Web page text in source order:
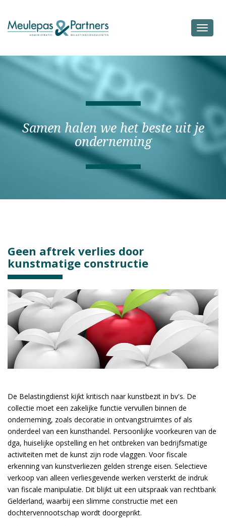
Toggle
Samen halen we het beste uit je
onderneming
Geen aftrek verlies door
kunstmatige constructie
De Belastingdienst kijkt kritisch naar kunstbezit in bv's. De
collectie moet een zakelijke functie vervullen binnen de
onderneming, zoals decoratie in ontvangstruimtes of als
onderdeel van een kunsthandel. Persoonlijke voorkeuren van de
dga, huiselijke opstelling en het ontbreken van bedrijfsmatige
activiteiten met de kunst zijn rode vlaggen. Voor fiscale
erkenning van kunstverliezen gelden strenge eisen. Selectieve
verkoop van alleen verliesgevende werken versterkt de indruk
van fiscale manipulatie. Dit blijkt uit een uitspraak van rechtbank
Gelderland, waarbij een slimme constructie met een
dochtervennootschap wordt doorgeprikt.